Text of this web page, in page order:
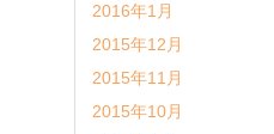
2016年1月
2015年12月
2015年11月
2015年10月